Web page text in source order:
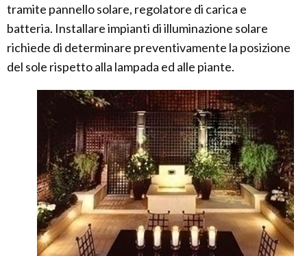
tramite pannello solare, regolatore di carica e
batteria. Installare impianti di illuminazione solare
richiede di determinare preventivamente la posizione
del sole rispetto alla lampada ed alle piante.